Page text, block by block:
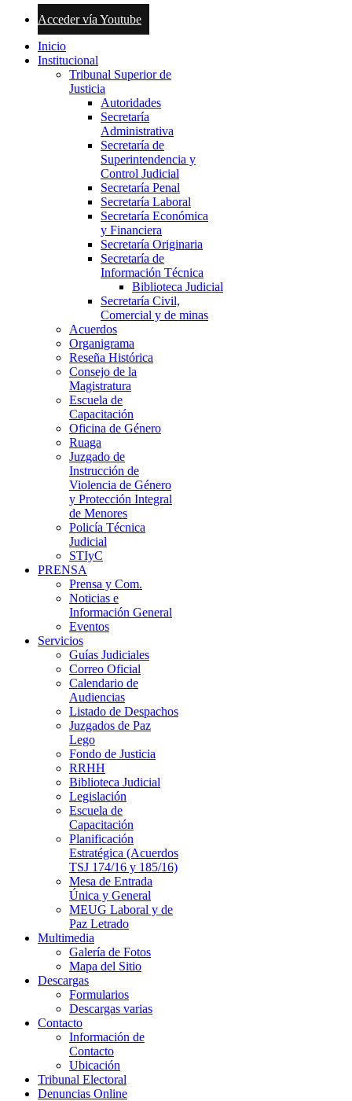
Acceder vía Youtube
Inicio
Institucional
Tribunal Superior de
Justicia
Autoridades
Secretaría
Administrativa
Secretaría de
Superintendencia y
Control Judicial
Secretaría Penal
Secretaría Laboral
Secretaría Económica
y Financiera
Secretaría Originaria
Secretaría de
Información Técnica
Biblioteca Judicial
Secretaría Civil,
Comercial y de minas
Acuerdos
Organigrama
Reseña Histórica
Consejo de la
Magistratura
Escuela de
Capacitación
Oficina de Género
Ruaga
Juzgado de
Instrucción de
Violencia de Género
y Protección Integral
de Menores
Policía Técnica
Judicial
STIyC
PRENSA
Prensa y Com.
Noticias e
Información General
Eventos
Servicios
Guías Judiciales
Correo Oficial
Calendario de
Audiencias
Listado de Despachos
Juzgados de Paz
Lego
Fondo de Justicia
RRHH
Biblioteca Judicial
Legislación
Escuela de
Capacitación
Planificación
Estratégica (Acuerdos
TSJ 174/16 y 185/16)
Mesa de Entrada
Única y General
MEUG Laboral y de
Paz Letrado
Multimedia
Galería de Fotos
Mapa del Sitio
Descargas
Formularios
Descargas varias
Contacto
Información de
Contacto
Ubicación
Tribunal Electoral
Denuncias Online